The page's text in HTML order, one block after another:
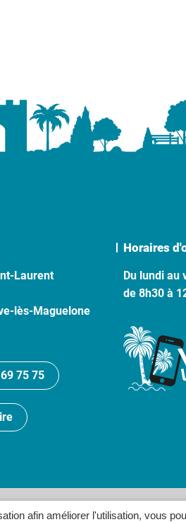
afin améliorer l'utilisation, vous
Laurent
lès-Maguelone
75 75
Horaires
Du lundi au
de 8h30 à